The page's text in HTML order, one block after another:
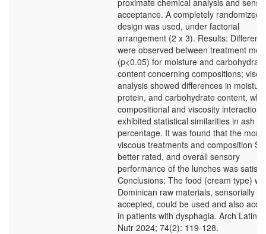
proximate chemical analysis and
acceptance. A completely randomized
design was used, under factorial
arrangement (2 x 3). Results:
were observed between treatment
(p<0.05) for moisture and carbohydrate
content concerning compositions;
analysis showed differences in
protein, and carbohydrate content,
compositional and viscosity interactions
exhibited statistical similarities in ash
percentage. It was found that the more
viscous treatments and composition S
better rated, and overall sensory
performance of the lunches was
Conclusions: The food (cream type)
Dominican raw materials, sensorially
accepted, could be used and also
in patients with dysphagia. Arch
Nutr 2024; 74(2): 119-128.